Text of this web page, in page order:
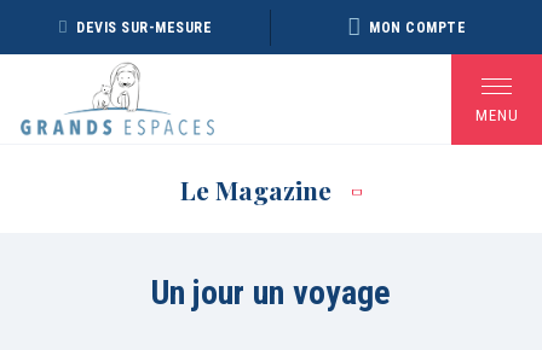
Panneau de gestion des cookies
2026 – 2027
VERSION
DEVIS SUR-MESURE MON COMPTE
MENU
Le Magazine
Un jour un voyage